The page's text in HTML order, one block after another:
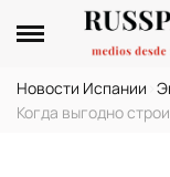
Новости Испании
Когда выгодно